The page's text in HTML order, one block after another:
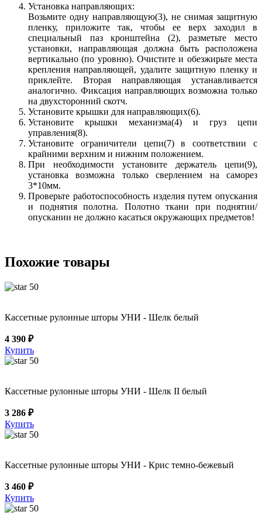
Установка направляющих:
Возьмите одну направляющую(3), не снимая защитную
пленку, приложите так, чтобы ее верх заходил в
специальный паз кронштейна (2), разметьте место
установки, направляющая должна быть расположена
вертикально (по уровню). Очистите и обезжирьте места
крепления направляющей, удалите защитную пленку и
приклейте. Вторая направляющая устанавливается
аналогично. Фиксация направляющих возможна только
на двухсторонний скотч.
Установите крышки для направляющих(6).
Установите крышки механизма(4) и груз цепи
управления(8).
Установите ограничители цепи(7) в соответствии с
крайними верхним и нижним положением.
При необходимости установите держатель цепи(9),
установка возможна только сверлением на саморез
3*10мм.
Проверьте работоспособность изделия путем опускания
и поднятия полотна. Полотно ткани при поднятии/
опускании не должно касаться окружающих предметов!
Похожие товары
50
Кассетные рулонные шторы УНИ - Шелк белый
4 390 ₽
Купить
50
Кассетные рулонные шторы УНИ - Шелк II белый
3 286 ₽
Купить
50
Кассетные рулонные шторы УНИ - Крис темно-бежевый
3 460 ₽
Купить
50